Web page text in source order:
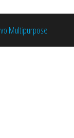
Multipurpose